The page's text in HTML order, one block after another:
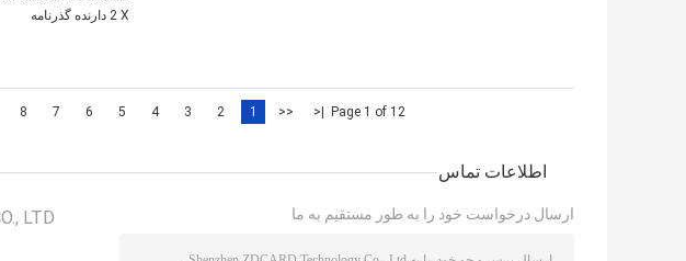
2 X دارنده گذرنامه
Page 1 of 12
|<
<<
1
2
3
4
5
6
7
8
اطلاعات تماس
LTD. ارسال درخواست خود را به طور مستقیم به ما